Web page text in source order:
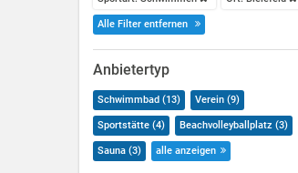
Alle Filter entfernen
Anbietertyp
Schwimmbad (13) Verein (9)
Sportstätte (4) Beachvolleyballplatz (3)
Sauna (3) alle anzeigen